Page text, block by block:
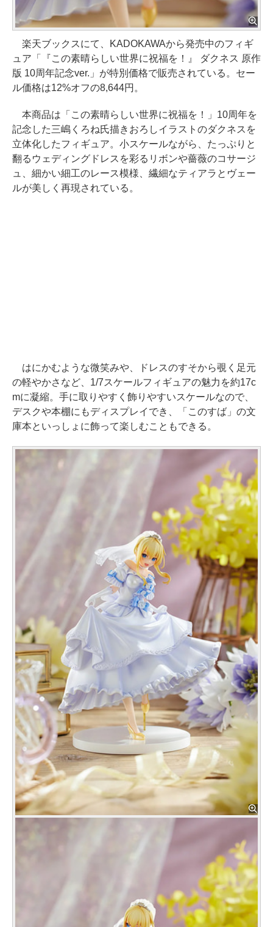
楽天ブックスにて、KADOKAWAから発売中のフィギ
ュア「『この素晴らしい世界に祝福を！』 ダクネス 原作
版 10周年記念ver.」が特別価格で販売されている。セー
ル価格は12%オフの8,644円。
本商品は「この素晴らしい世界に祝福を！」10周年を
記念した三嶋くろね氏描きおろしイラストのダクネスを
立体化したフィギュア。小スケールながら、たっぷりと
翻るウェディングドレスを彩るリボンや薔薇のコサージ
ュ、細かい細工のレース模様、繊細なティアラとヴェー
ルが美しく再現されている。
はにかむような微笑みや、ドレスのすそから覗く足元
の軽やかさなど、1/7スケールフィギュアの魅力を約17c
mに凝縮。手に取りやすく飾りやすいスケールなので、
デスクや本棚にもディスプレイでき、「このすば」の文
庫本といっしょに飾って楽しむこともできる。